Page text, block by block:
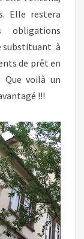
Elle restera
obligations
substituant à
de prêt en
Que voilà un
!!!